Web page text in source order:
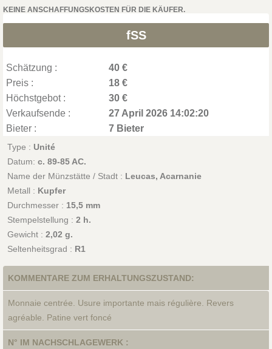
KEINE ANSCHAFFUNGSKOSTEN FÜR DIE KÄUFER.
fSS
Schätzung :
40 €
Preis :
18 €
Höchstgebot :
30 €
Verkaufsende :
27 April 2026 14:02:20
Bieter :
7 Bieter
Type : Unité
Datum: c. 89-85 AC.
Name der Münzstätte / Stadt : Leucas, Acarnanie
Metall : Kupfer
Durchmesser : 15,5 mm
Stempelstellung : 2 h.
Gewicht : 2,02 g.
Seltenheitsgrad : R1
KOMMENTARE ZUM ERHALTUNGSZUSTAND:
Monnaie centrée. Usure importante mais régulière. Revers
agréable. Patine vert foncé
N° IM NACHSCHLAGEWERK :